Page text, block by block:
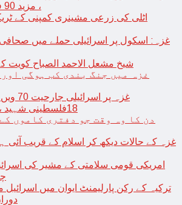
، مزید 90 فلسطینی شہید
اٹلی کی زرعی مشینری کمپنی کے
غزہ: اسکول پر اسرائیلی حملے میں صحافی
شیخ مشعل الاحمد الصباح کویت
غزہ میں جنگ بندی کب ہوگی
غزہ پر
18فلسطینی شہید ، درجنوں زخمی
دن کا وہ وقت جو دفتری کاموں
امریکی قومی سلامتی کے مشیر کی
ترکیہ کے رکن پارلیمنٹ ایوان میں